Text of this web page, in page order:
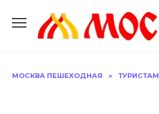
содержанию
МОСКВА ПЕШЕХОДНАЯ » ТУРИСТАМ